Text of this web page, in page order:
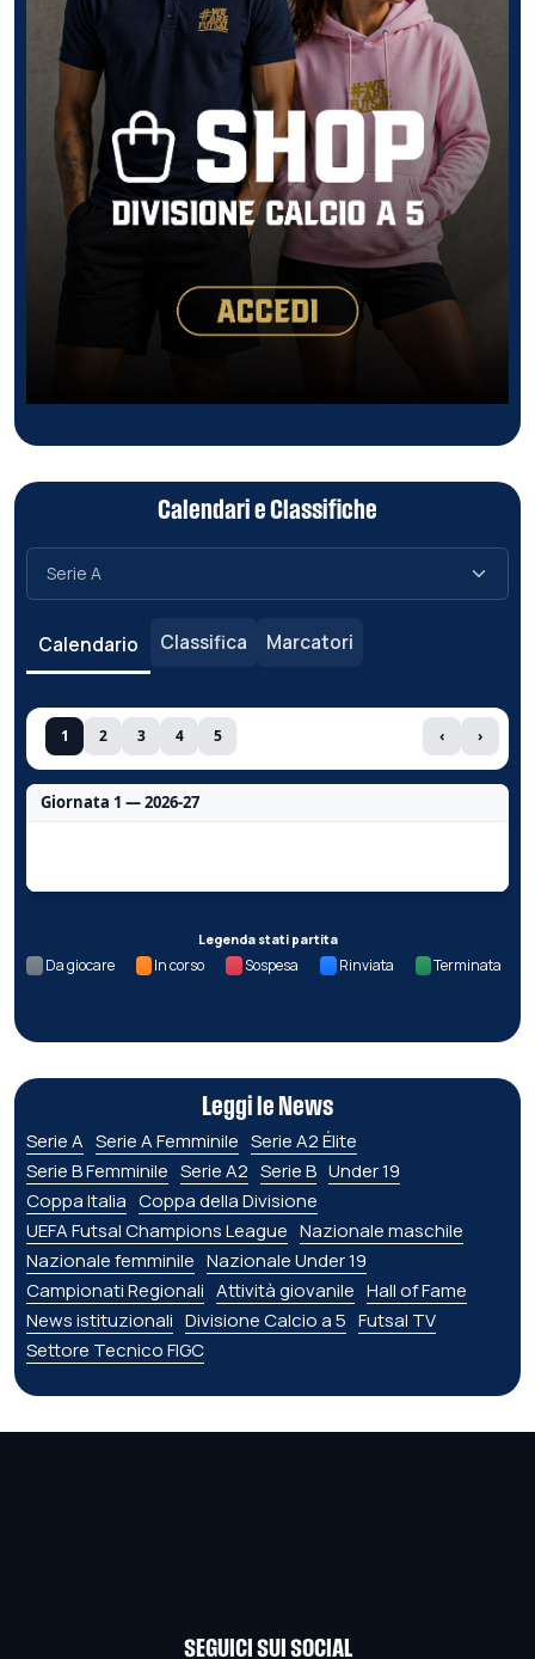
Calendari e Classifiche
Calendario Classifica Marcatori
1 2 3 4 5 ‹ ›
Giornata 1 — 2026-27
Legenda stati partita
Da giocare In corso Sospesa Rinviata Terminata
Leggi le News
Serie A Serie A Femminile Serie A2 Élite
Serie B Femminile Serie A2 Serie B Under 19
Coppa Italia Coppa della Divisione
UEFA Futsal Champions League Nazionale maschile
Nazionale femminile Nazionale Under 19
Campionati Regionali Attività giovanile Hall of Fame
News istituzionali Divisione Calcio a 5 Futsal TV
Settore Tecnico FIGC
SEGUICI SUI SOCIAL